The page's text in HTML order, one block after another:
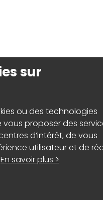
sur
ou des technologies
vous proposer des
d’intérêt, de vous
utilisateur et de
En savoir plus >